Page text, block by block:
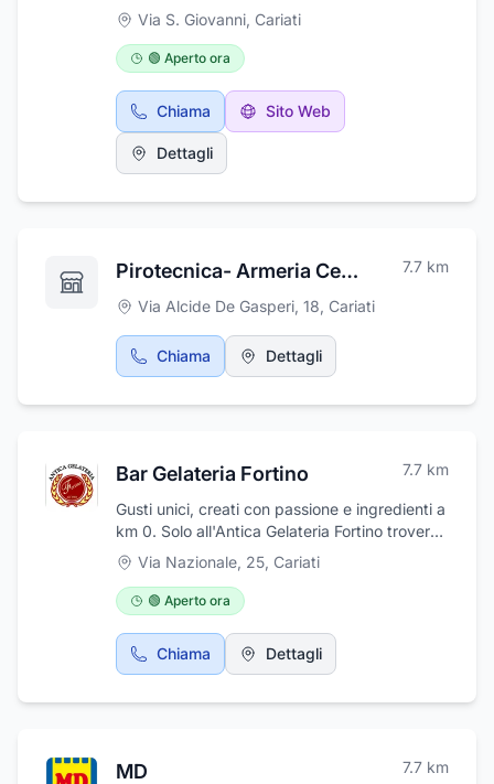
la tradizione artigianale, ma rimanendo al
passo con le innovazioni tecnologiche del
settore, il Caseificio Parrilla è dotato di un
laboratorio dove i casari possono far valere
tutta la loro maestria con l’aiuto di sofisticate
apparecchiature per la grande produzione e
per il costante controllo del livello di qualità.
Inoltre, dispone di una latteria, punto per la
accogliente e famigliare. Il Caseificio Parrilla
Via S. Giovanni, Cariati
🟢 Aperto ora
Chiama Sito Web
Dettagli
Pirotecnica- Armeria Celico 7.7 km
Via Alcide De Gasperi, 18, Cariati
Chiama Dettagli
Bar Gelateria Fortino 7.7 km
Gusti unici, creati con passione e ingredienti a
km 0. Solo all'Antica Gelateria Fortino troverai
sapori autentici e genuini, frutto di attente
ricerche. Dalla Calabria con amore: agrumi,
noci e fichi ti aspettano! Qualità e varietà per
tutti i palati: senza glutine, senza zucchero,
con latte di soia. Vieni a scoprire la nostra
storia nel gusto! La Gelateria rimarrà chiusa
Via Nazionale, 25, Cariati
🟢 Aperto ora
Chiama Dettagli
MD 7.7 km